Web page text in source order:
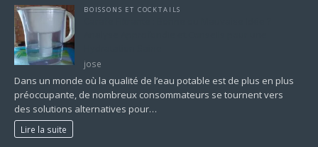
BOISSONS ET COCKTAILS
jose
Dans un monde où la qualité de l’eau potable est de plus en plus
préoccupante, de nombreux consommateurs se tournent vers
des solutions alternatives pour…
Lire la suite